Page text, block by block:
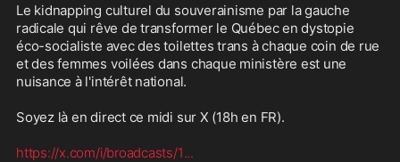
Le kidnapping culturel du souverainisme par la gauche
radicale qui rêve de transformer le Québec en dystopie
éco-socialiste avec des toilettes trans à chaque coin de rue
et des femmes voilées dans chaque ministère est une
nuisance à l'intérêt national.
Soyez là en direct ce midi sur X (18h en FR).
https://x.com/i/broadcasts/1...